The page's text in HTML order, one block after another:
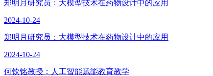
郑明月研究员：大模型技术在药物设计中的应用
2024-10-24
郑明月研究员：大模型技术在药物设计中的应用
2024-10-24
何钦铭教授：人工智能赋能教育教学